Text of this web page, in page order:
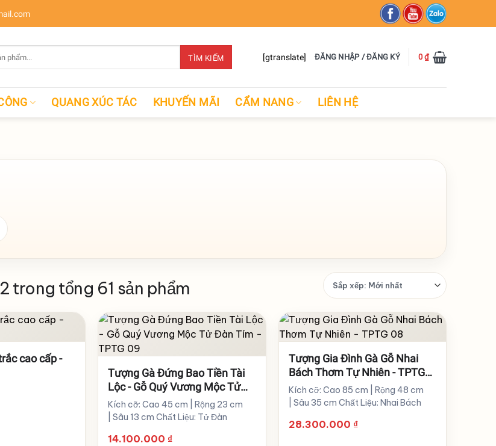
TÌM KIẾM [gtranslate] ĐĂNG NHẬP / ĐĂNG KÝ 0₫
QUANG XÚC TÁC KHUYẾN MÃI CẨM NANG LIÊN HỆ
trong tổng 61 sản phẩm
Sắp
xếp
phẩm
cao cấp -
Tượng Gà Đứng Bao Tiền Tài
Lộc - Gỗ Quý Vương Mộc Tử
Đàn Tím - TPTG 09
Kích cỡ: Cao 45 cm | Rộng 23 cm
| Sâu 13 cm Chất Liệu: Tử Đàn
14.100.000 ₫
Tượng Gia Đình Gà Gỗ Nhai
Bách Thơm Tự Nhiên - TPTG
08
Kích cỡ: Cao 85 cm | Rộng 48 cm
| Sâu 35 cm Chất Liệu: Nhai Bách
28.300.000 ₫